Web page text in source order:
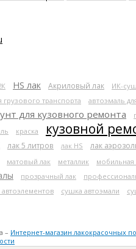
HS лак Акриловый лак ИК-
грузового транспорта автоэмаль
для кузовного ремонта
краска кузовной
лак 5 литров лак HS лак
матовый лак металлик мобильная
прозрачный лак
сушка автоэмали
– Интернет-магазин лакокрасочных